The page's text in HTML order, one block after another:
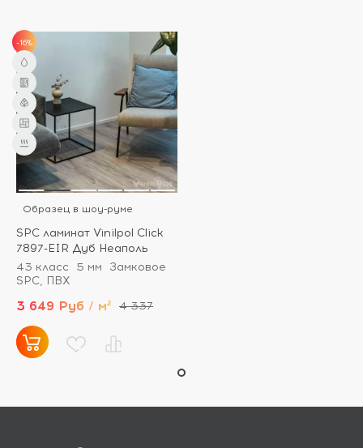
-16%
Образец в шоу-руме
SPC ламинат Vinilpol Click
7897-EIR Дуб Неаполь
43 класс
5 мм
Замковое
SPC, ПВХ
3 649 Руб / м² 4 337